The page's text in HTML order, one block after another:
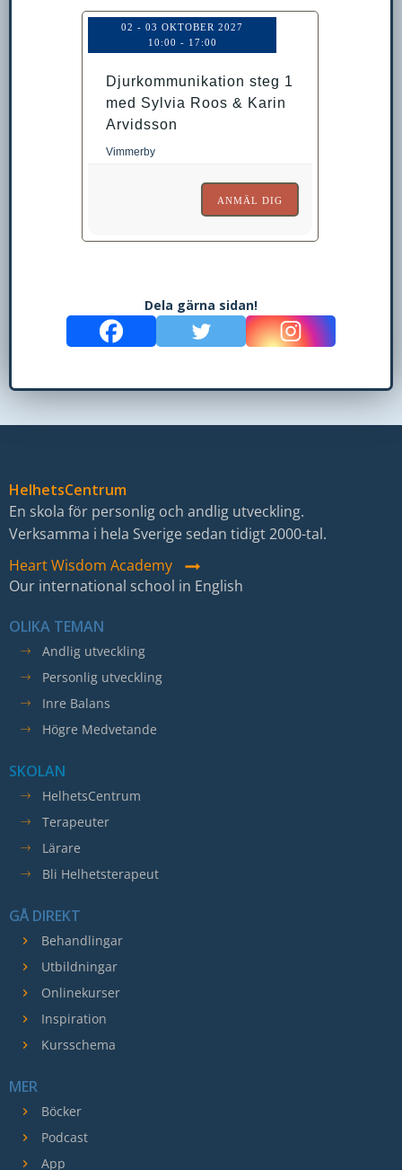
02 - 03 OKTOBER 2027
10:00 - 17:00
Djurkommunikation steg 1
med Sylvia Roos & Karin
Arvidsson
Vimmerby
ANMÄL DIG
Dela gärna sidan!
HelhetsCentrum
En skola för personlig och andlig utveckling.
Verksamma i hela Sverige sedan tidigt 2000-tal.
Heart Wisdom Academy
Our international school in English
OLIKA TEMAN
Andlig utveckling
Personlig utveckling
Inre Balans
Högre Medvetande
SKOLAN
HelhetsCentrum
Terapeuter
Lärare
Bli Helhetsterapeut
GÅ DIREKT
Behandlingar
Utbildningar
Onlinekurser
Inspiration
Kursschema
MER
Böcker
Podcast
App